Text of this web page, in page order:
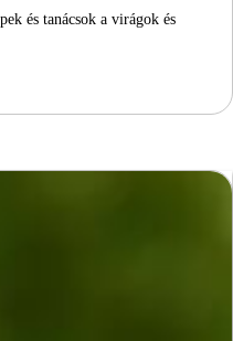
és tanácsok a virágok és